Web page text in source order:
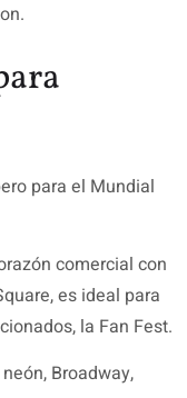
para el Mundial
comercial con
es ideal para
la Fan Fest.
Broadway,